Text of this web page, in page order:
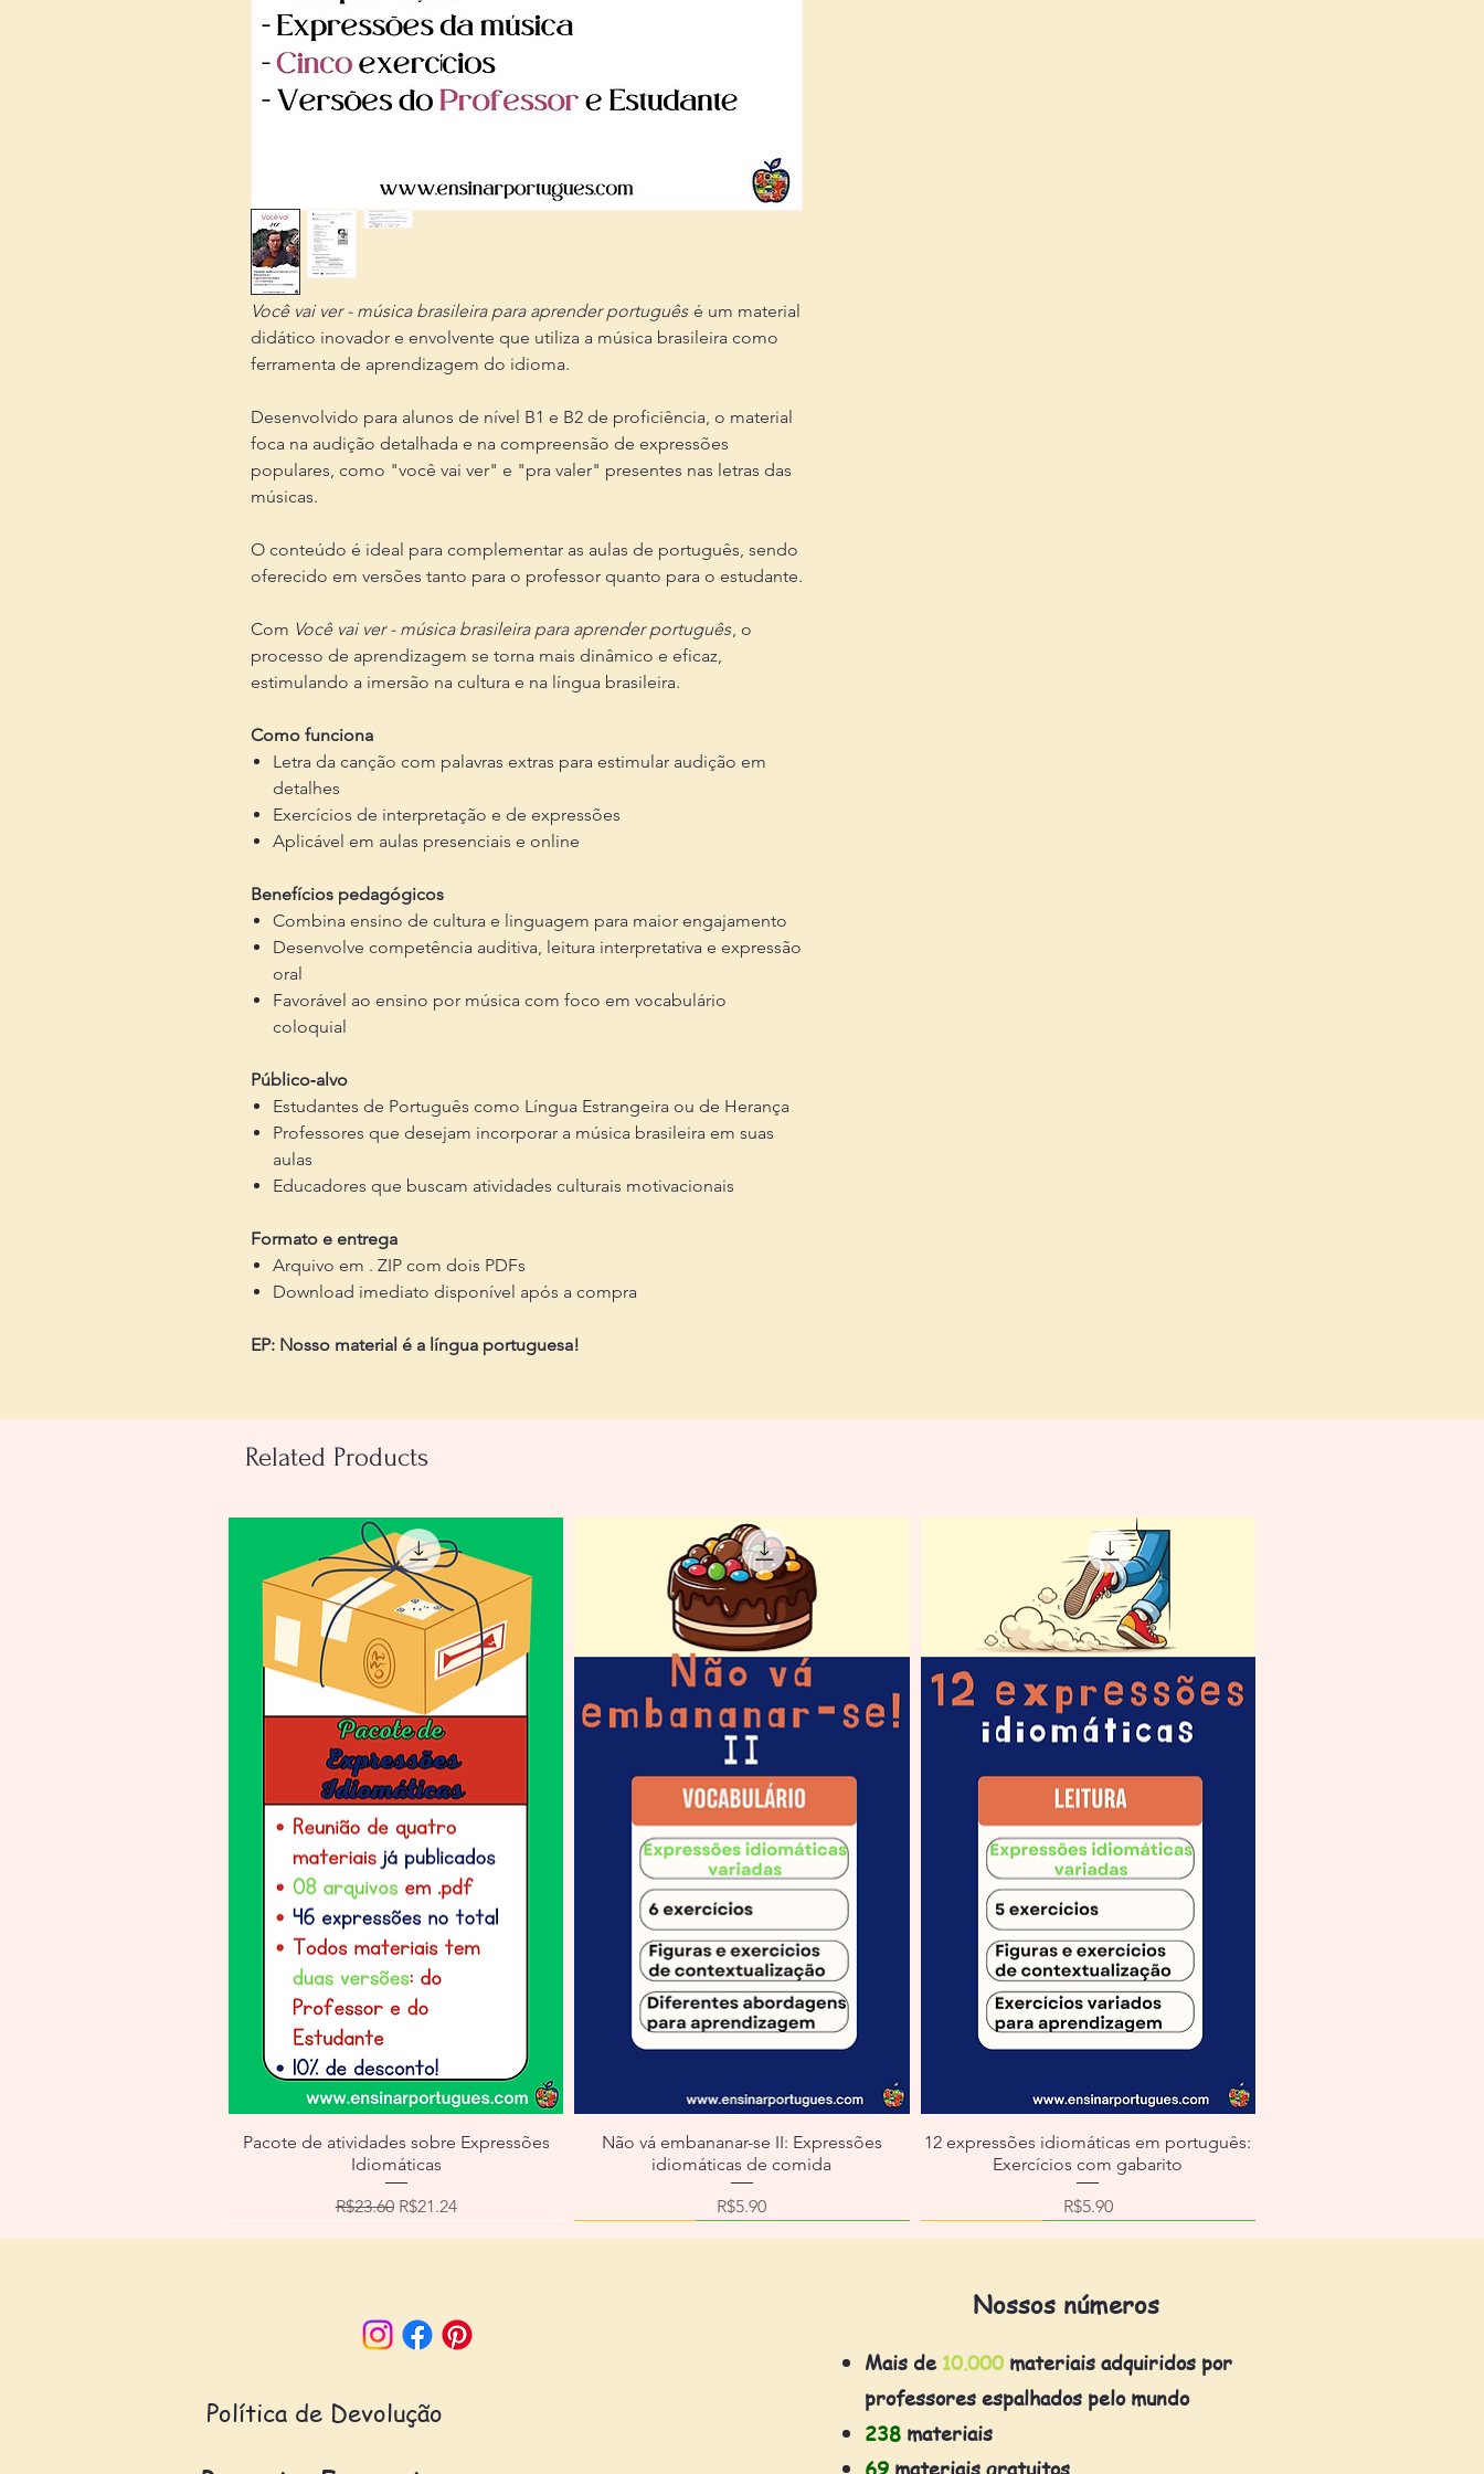
Você vai ver - música brasileira para aprender português é um material
didático inovador e envolvente que utiliza a música brasileira como
ferramenta de aprendizagem do idioma.
Desenvolvido para alunos de nível B1 e B2 de proficiência, o material
foca na audição detalhada e na compreensão de expressões
populares, como "você vai ver" e "pra valer" presentes nas letras das
músicas.
O conteúdo é ideal para complementar as aulas de português, sendo
oferecido em versões tanto para o professor quanto para o estudante.
Com Você vai ver - música brasileira para aprender português, o
processo de aprendizagem se torna mais dinâmico e eficaz,
estimulando a imersão na cultura e na língua brasileira.
Como funciona
Letra da canção com palavras extras para estimular audição em
detalhes
Exercícios de interpretação e de expressões
Aplicável em aulas presenciais e online
Benefícios pedagógicos
Combina ensino de cultura e linguagem para maior engajamento
Desenvolve competência auditiva, leitura interpretativa e expressão
oral
Favorável ao ensino por música com foco em vocabulário
coloquial
Público‑alvo
Estudantes de Português como Língua Estrangeira ou de Herança
Professores que desejam incorporar a música brasileira em suas
aulas
Educadores que buscam atividades culturais motivacionais
Formato e entrega
Arquivo em . ZIP com dois PDFs
Download imediato disponível após a compra
EP: Nosso material é a língua portuguesa!
Related Products
Pacote de atividades sobre Expressões
Idiomáticas
Regular Price
R$23.60 Sale Price
R$21.24
Não vá embananar-se II: Expressões
idiomáticas de comida
Price
R$5.90
12 expressões idiomáticas em português:
Exercícios com gabarito
Price
R$5.90
Política de Devolução
Nossos números
Mais de 10.000 materiais adquiridos por
professores espalhados pelo mundo
238 materiais
69 materiais gratuitos